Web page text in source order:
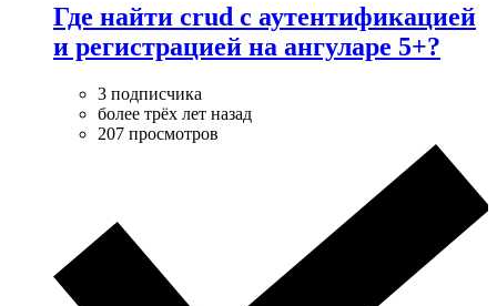
Где найти crud с аутентификацией
и регистрацией на ангуларе 5+?
3 подписчика
более трёх лет назад
207 просмотров